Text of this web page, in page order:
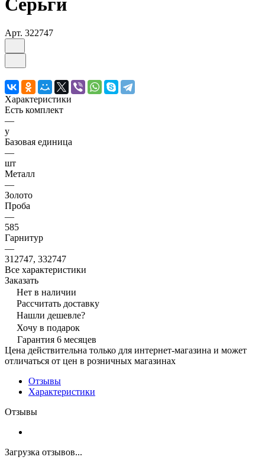
Арт. 322747
Характеристики
Есть комплект
—
y
Базовая единица
—
шт
Металл
—
Золото
Проба
—
585
Гарнитур
—
312747, 332747
Все характеристики
Заказать
Нет в наличии
Рассчитать доставку
Нашли дешевле?
Хочу в подарок
Гарантия 6 месяцев
Цена действительна только для интернет-магазина и может
отличаться от цен в розничных магазинах
Отзывы
Характеристики
Отзывы
Загрузка отзывов...